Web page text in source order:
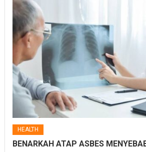
HEALTH
BENARKAH ATAP ASBES